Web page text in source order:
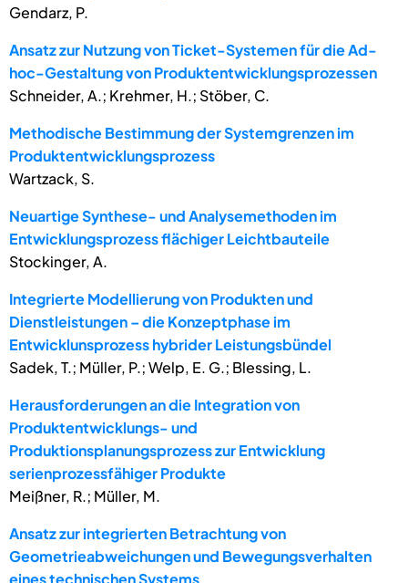
Gendarz, P.
Ansatz zur Nutzung von Ticket-Systemen für die Ad-
hoc-Gestaltung von Produktentwicklungsprozessen
Schneider, A.; Krehmer, H.; Stöber, C.
Methodische Bestimmung der Systemgrenzen im
Produktentwicklungsprozess
Wartzack, S.
Neuartige Synthese- und Analysemethoden im
Entwicklungsprozess flächiger Leichtbauteile
Stockinger, A.
Integrierte Modellierung von Produkten und
Dienstleistungen – die Konzeptphase im
Entwicklunsprozess hybrider Leistungsbündel
Sadek, T.; Müller, P.; Welp, E. G.; Blessing, L.
Herausforderungen an die Integration von
Produktentwicklungs- und
Produktionsplanungsprozess zur Entwicklung
serienprozessfähiger Produkte
Meißner, R.; Müller, M.
Ansatz zur integrierten Betrachtung von
Geometrieabweichungen und Bewegungsverhalten
eines technischen Systems